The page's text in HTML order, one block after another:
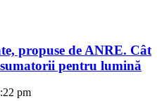
propuse de ANRE. Cât
pentru lumină
pm